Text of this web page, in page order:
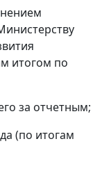
итогом по
за отчетным;
(по итогам